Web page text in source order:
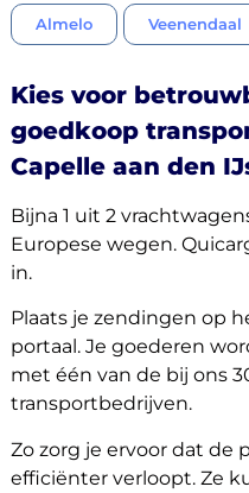
Almelo Veenendaal
Kies voor
goedkoop
Capelle aan den
Bijna 1 uit 2
Europese wegen.
in.
Plaats je zendingen op
portaal. Je goederen
met één van de bij ons
transportbedrijven.
Zo zorg je ervoor dat de
efficiënter verloopt. Ze